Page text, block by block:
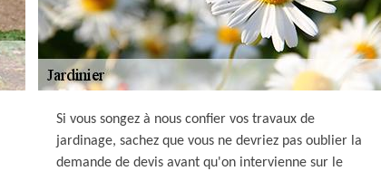
Si vous songez à nous confier vos travaux de
jardinage, sachez que vous ne devriez pas oublier la
demande de devis avant qu'on intervienne sur le